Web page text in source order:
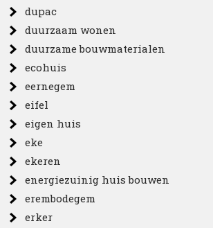
dupac
duurzaam wonen
duurzame bouwmaterialen
ecohuis
eernegem
eifel
eigen huis
eke
ekeren
energiezuinig huis bouwen
erembodegem
erker